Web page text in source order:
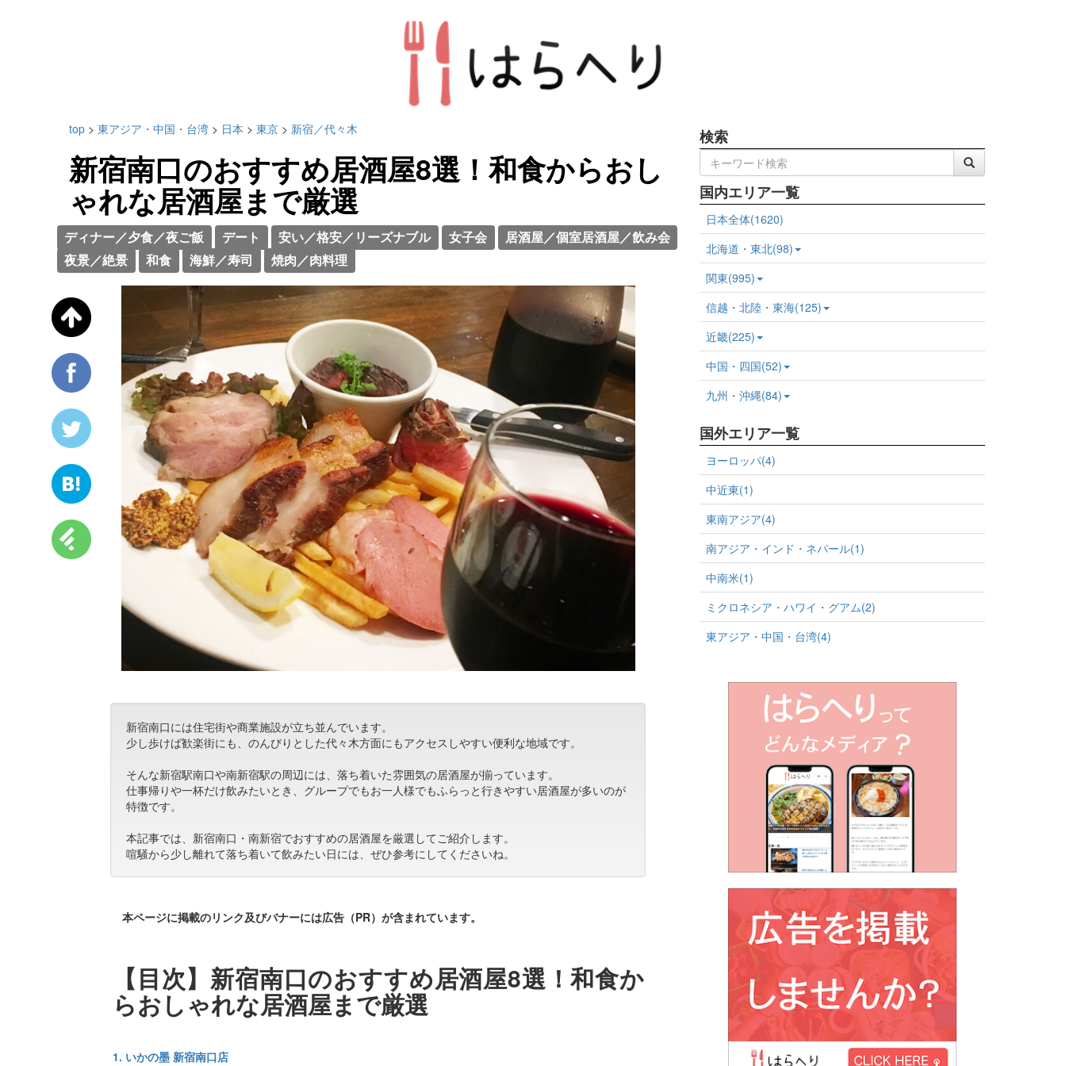
top > 東アジア・中国・台湾 > 日本 > 東京 > 新宿／代々木
新宿南口のおすすめ居酒屋8選！和食からおし
ゃれな居酒屋まで厳選
ディナー／夕食／夜ご飯 デート 安い／格安／リーズナブル 女子会
居酒屋／個室居酒屋／飲み会
夜景／絶景
和食 海鮮／寿司 焼肉／肉料理
新宿南口には住宅街や商業施設が立ち並んでいます。
少し歩けば歓楽街にも、のんびりとした代々木方面にもアクセスしやすい便利な地域です。
そんな新宿駅南口や南新宿駅の周辺には、落ち着いた雰囲気の居酒屋が揃っています。
仕事帰りや一杯だけ飲みたいとき、グループでもお一人様でもふらっと行きやすい居酒屋が多いのが
特徴です。
本記事では、新宿南口・南新宿でおすすめの居酒屋を厳選してご紹介します。
喧騒から少し離れて落ち着いて飲みたい日には、ぜひ参考にしてくださいね。
本ページに掲載のリンク及びバナーには広告（PR）が含まれています。
【目次】新宿南口のおすすめ居酒屋8選！和食か
らおしゃれな居酒屋まで厳選
1. いかの墨 新宿南口店
検索
国内エリア一覧
日本全体(1620)
北海道・東北(98)
関東(995)
信越・北陸・東海(125)
近畿(225)
中国・四国(52)
九州・沖縄(84)
国外エリア一覧
ヨーロッパ(4)
中近東(1)
東南アジア(4)
南アジア・インド・ネパール(1)
中南米(1)
ミクロネシア・ハワイ・グアム(2)
東アジア・中国・台湾(4)